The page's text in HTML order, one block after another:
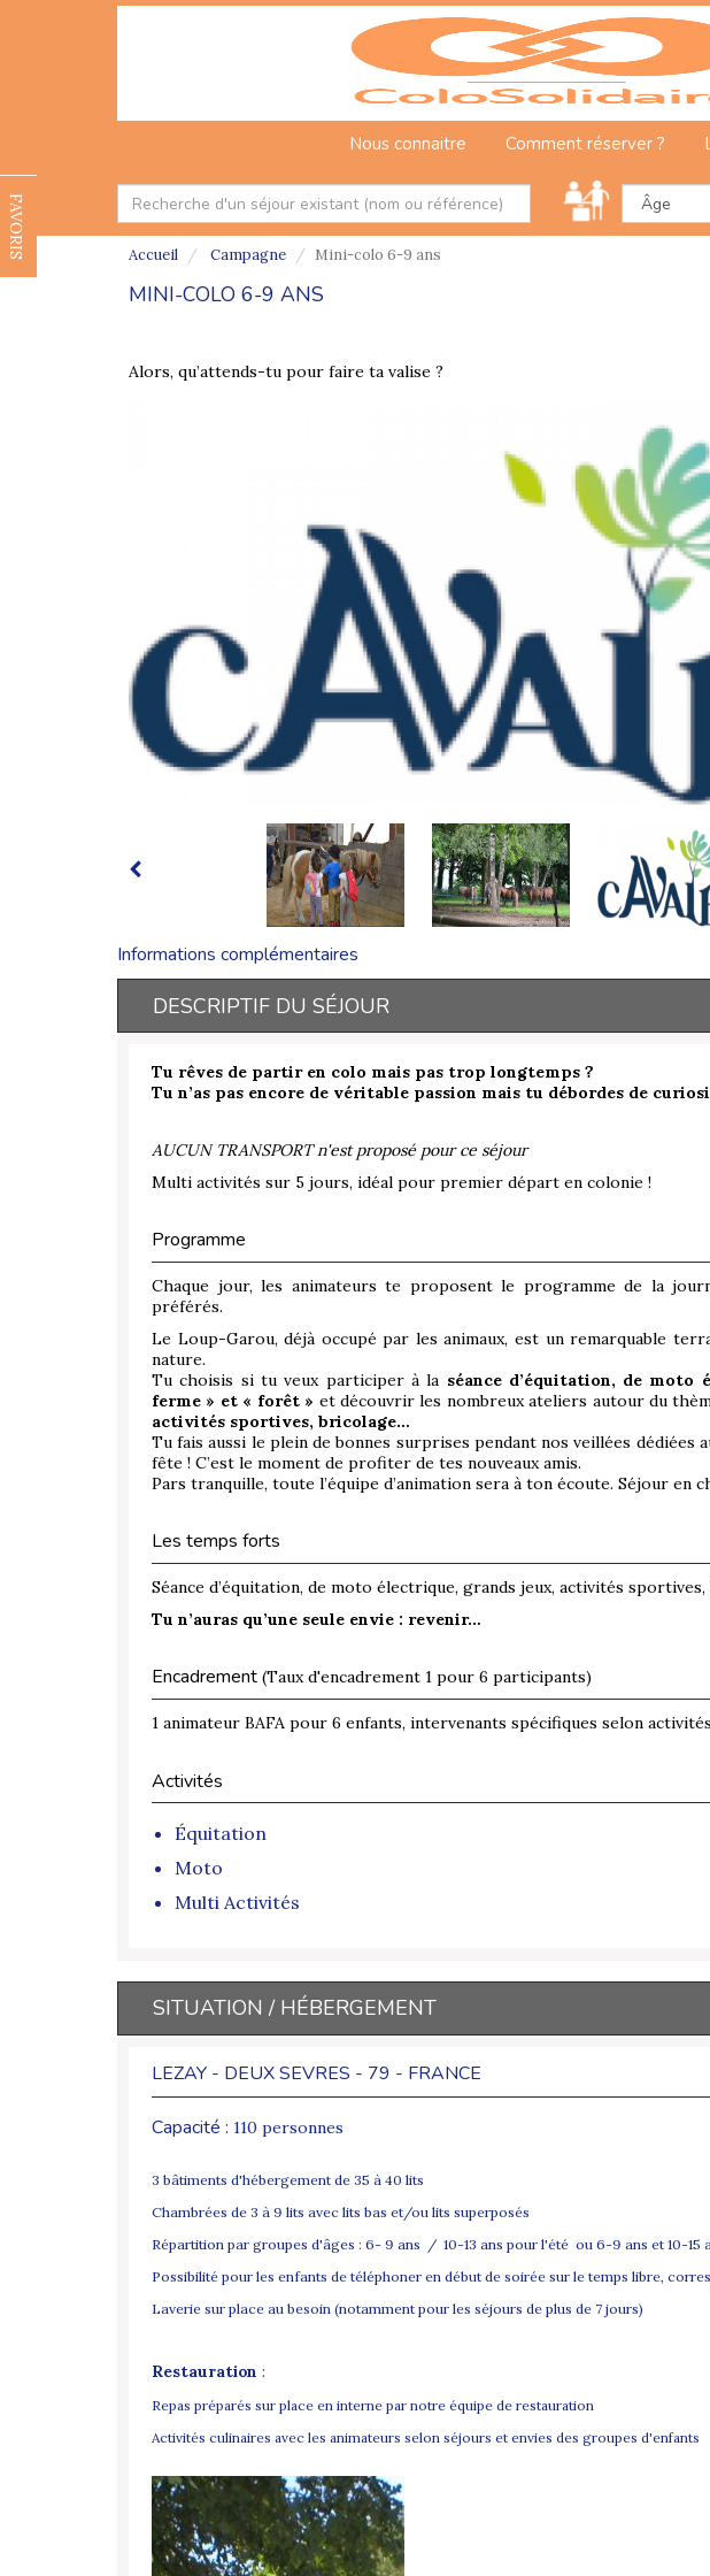
Nous connaitre Comment réserver ?
FAVORIS Accueil Campagne Mini-colo 6-9 ans
MINI-COLO 6-9 ANS
Alors, qu’attends-tu pour faire ta valise ?
Informations complémentaires
DESCRIPTIF DU SÉJOUR
Tu rêves de partir en colo mais pas trop longtemps ?
Tu n’as pas encore de véritable passion mais tu débordes de
AUCUN TRANSPORT n'est proposé pour ce séjour
Multi activités sur 5 jours, idéal pour premier départ en colonie !
Programme
Chaque jour, les animateurs te proposent le programme de la
préférés.
Le Loup-Garou, déjà occupé par les animaux, est un remarquable
nature.
Tu choisis si tu veux participer à la séance d’équitation, de moto
ferme » et « forêt » et découvrir les nombreux ateliers autour du
activités sportives, bricolage…
Tu fais aussi le plein de bonnes surprises pendant nos veillées dédiées
fête ! C’est le moment de profiter de tes nouveaux amis.
Pars tranquille, toute l’équipe d’animation sera à ton écoute. Séjour en
Les temps forts
Séance d’équitation, de moto électrique, grands jeux, activités
Tu n’auras qu’une seule envie : revenir…
Encadrement (Taux d'encadrement 1 pour 6 participants)
1 animateur BAFA pour 6 enfants, intervenants spécifiques selon
Activités
Équitation
Moto
Multi Activités
SITUATION / HÉBERGEMENT
LEZAY - DEUX SEVRES - 79 - FRANCE
Capacité : 110 personnes
3 bâtiments d'hébergement de 35 à 40 lits
Chambrées de 3 à 9 lits avec lits bas et/ou lits superposés
Répartition par groupes d'âges : 6- 9 ans / 10-13 ans pour l'été ou 6-9 ans et 10-15
Possibilité pour les enfants de téléphoner en début de soirée sur le temps libre,
Laverie sur place au besoin (notamment pour les séjours de plus de 7 jours)
Restauration :
Repas préparés sur place en interne par notre équipe de restauration
Activités culinaires avec les animateurs selon séjours et envies des groupes d'enfants